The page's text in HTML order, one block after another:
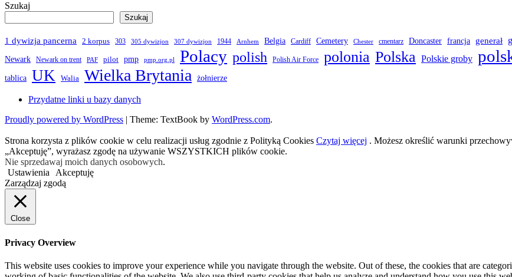
Szukaj
Szukaj
1 dywizja pancerna 2 korpus 303 305 dywizjon 307 dywizjon 1944 Arnhem Belgia Cardiff Cemetery Chester cmentarz Doncaster francja generał
Newark Newark on trent PAF pilot pmp pmp.org.pl Polacy polish Polish Air Force polonia Polska Polskie groby
tablica UK Walia Wielka Brytania żołnierze
Przydatne linki u bazy danych
Proudly powered by WordPress | Theme: TextBook by WordPress.com.
Strona korzysta z plików cookie w celu realizacji usług zgodnie z Polityką Cookies Czytaj więcej . Możesz określić warunki
„Akceptuję”, wyrażasz zgodę na używanie WSZYSTKICH plików cookie.
Nie sprzedawaj moich danych osobowych.
Ustawienia
Akceptuję
Zarządzaj zgodą
Close
Privacy Overview
This website uses cookies to improve your experience while you navigate through the website. Out of these, the cookies that are